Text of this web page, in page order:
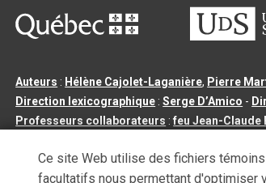
Auteurs : Hélène Cajolet-Laganière, Pierre
Direction lexicographique :Serge D’Amico -
Professeurs collaborateurs :feu Jean-Claude
Tous droits réservés©Université de Sherbrooke
Ce site Web utilise des fichiers
facultatifs nous permettant d'optimiser